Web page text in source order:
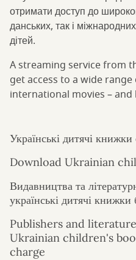
отримати доступ до
данських, так і
дітей.
A streaming service from
get access to a wide
international movies –
Українські дитячі
Download Ukrainian
Видавництва та
українські дитячі
Publishers and
Ukrainian children's
charge